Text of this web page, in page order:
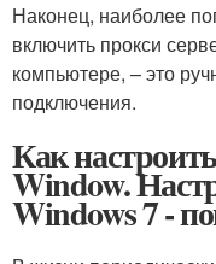
Наконец, наиболее
включить прокси
компьютере, – это
подключения.
Как
Window.
Windows 7 -